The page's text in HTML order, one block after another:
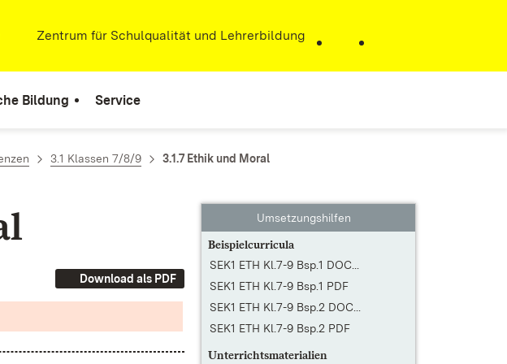
(Öffnet in neuem Fenster)
Extern:
Zentrum für Schulqualität und Lehrerbildung
Bildung Service
3.1 Klassen 7/8/9 3.1.7 Ethik und Moral
Download als PDF
Umsetzungshilfen
Beispielcurricula
SEK1 ETH Kl.7-9 Bsp.1 DOC...
SEK1 ETH Kl.7-9 Bsp.1 PDF
SEK1 ETH Kl.7-9 Bsp.2 DOC...
SEK1 ETH Kl.7-9 Bsp.2 PDF
Unterrichtsmaterialien